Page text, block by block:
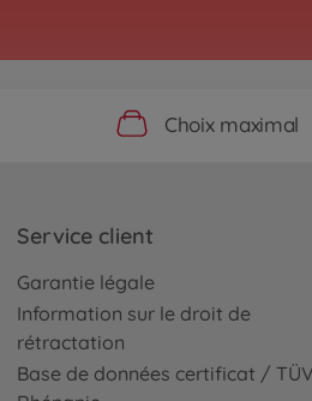
Choix maximal
Service client
Garantie légale
Information sur le droit de
rétractation
Base de données certificat / TÜV